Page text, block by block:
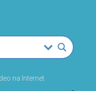
na Internet